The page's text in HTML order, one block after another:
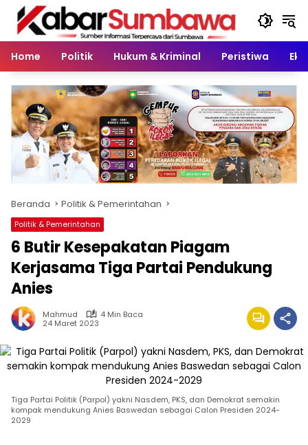
Langsung
konten
Home
Politik Hukum & Kriminal Peristiwa
Beranda Politik & Pemerintahan
Politik & Pemerintahan
6 Butir Kesepakatan Piagam
Kerjasama Tiga Partai Pendukung
Anies
Mahmud
4 Min Baca
24 Maret 2023
Tiga Partai Politik (Parpol) yakni Nasdem, PKS, dan Demokrat semakin
kompak mendukung Anies Baswedan sebagai Calon Presiden 2024-
2029